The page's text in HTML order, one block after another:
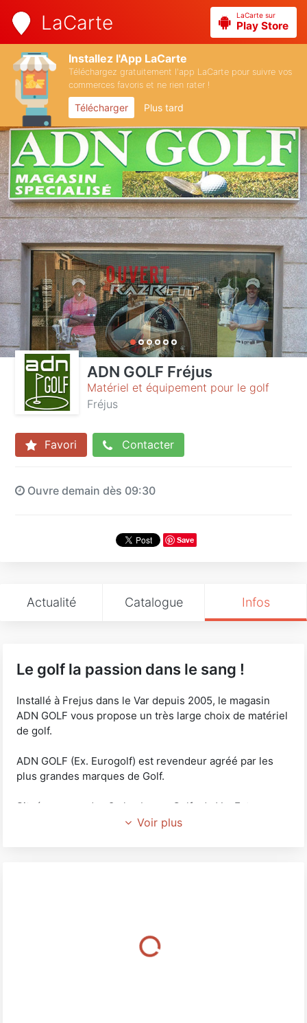
LaCarte LaCarte sur
Play Store
Installez l'App LaCarte
Téléchargez gratuitement l'app LaCarte pour suivre vos
commerces favoris et ne rien rater !
Télécharger Plus tard
ADN GOLF Fréjus
Matériel et équipement pour le golf
Fréjus
Favori Contacter
Ouvre demain dès 09:30
Save
Actualité Catalogue Infos
Le golf la passion dans le sang !
Installé à Frejus dans le Var depuis 2005, le magasin
ADN GOLF vous propose un très large choix de matériel
de golf.
ADN GOLF (Ex. Eurogolf) est revendeur agréé par les
plus grandes marques de Golf.
Situé au cœur des 8 plus beaux Golfs du Var Est :
- Valescure, L’Esterel, St Maxime, Roquebrune (5 km en
Voir plus